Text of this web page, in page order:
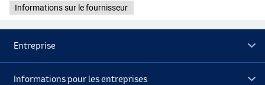
Informations sur le fournisseur
Entreprise
Informations pour les entreprises